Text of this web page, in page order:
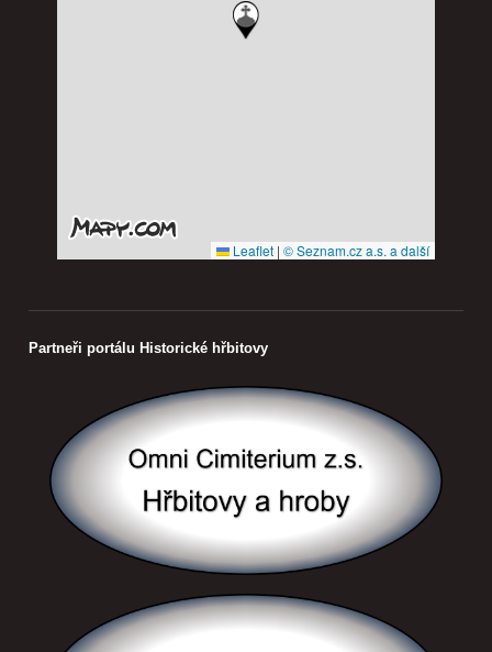
Leaflet | © Seznam.cz a.s. a další
Partneři portálu Historické hřbitovy